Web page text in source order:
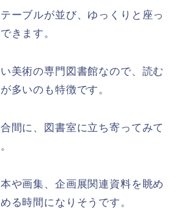
ーブルが並び、ゆっくりと座っ
きます。
美術の専門図書館なので、読む
多いのも特徴です。
間に、図書室に立ち寄ってみて
や画集、企画展関連資料を眺め
る時間になりそうです。